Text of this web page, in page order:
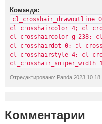
Команда:
cl_crosshair_drawoutline
cl_crosshaircolor 4;
cl_crosshaircolor_g 238;
cl_crosshairdot 0;
cl_crosshairstyle 4;
cl_crosshair_sniper_width
Отредактировано: Panda 2023.10.18
Комментарии